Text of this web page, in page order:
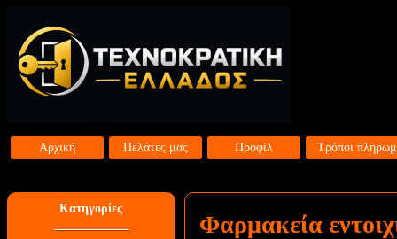
Αρχική Πελάτες μας Προφίλ Τρόποι
Κατηγορίες
Φαρμακεία